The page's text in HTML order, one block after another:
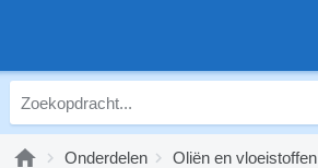
Onderdelen Oliën en vloeistoffen